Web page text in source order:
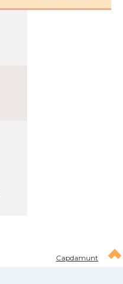
Capdamunt